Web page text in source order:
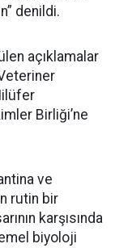
denildi.
açıklamalar
Birliği’ne
ve
rutin bir
karşısında
biyoloji